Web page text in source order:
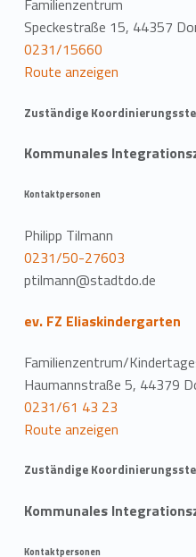
Familienzentrum
Speckestraße 15, 44357
0231/15660
Route anzeigen
Zuständige
Kommunales
Kontaktpersonen
Philipp Tilmann
0231/50-27603
ptilmann@stadtdo.de
ev. FZ Eliaskindergarten
Familienzentrum/
Haumannstraße 5, 44379
0231/61 43 23
Route anzeigen
Zuständige
Kommunales
Kontaktpersonen